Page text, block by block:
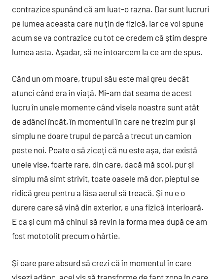
contrazice spunând că am luat-o razna. Dar sunt lucruri
pe lumea aceasta care nu țin de fizică, iar ce voi spune
acum se va contrazice cu tot ce credem că știm despre
lumea asta. Așadar, să ne întoarcem la ce am de spus.
Când un om moare, trupul său este mai greu decât
atunci când era în viață. Mi-am dat seama de acest
lucru în unele momente când visele noastre sunt atât
de adânci încât, în momentul în care ne trezim pur și
simplu ne doare trupul de parcă a trecut un camion
peste noi. Poate o să ziceți că nu este așa, dar există
unele vise, foarte rare, din care, dacă mă scol, pur și
simplu mă simt strivit, toate oasele mă dor, pieptul se
ridică greu pentru a lăsa aerul să treacă. Și nu e o
durere care să vină din exterior, e una fizică interioară.
E ca și cum mă chinui să revin la forma mea după ce am
fost mototolit precum o hârtie.
Și oare pare absurd să crezi că în momentul în care
visezi adânc, acel vis să transforme de fapt zona în care